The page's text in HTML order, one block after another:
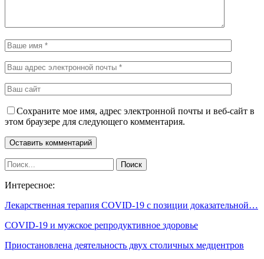
Сохраните мое имя, адрес электронной почты и веб-сайт в
этом браузере для следующего комментария.
Интересное:
Лекарственная терапия COVID-19 с позиции доказательной…
COVID-19 и мужское репродуктивное здоровье
Приостановлена деятельность двух столичных медцентров